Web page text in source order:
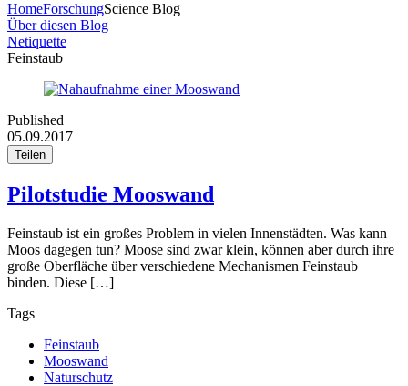
HomeForschungScience Blog
Über diesen Blog
Netiquette
Feinstaub
Published
05.09.2017
Teilen
Pilotstudie Mooswand
Feinstaub ist ein großes Problem in vielen Innenstädten. Was kann
Moos dagegen tun? Moose sind zwar klein, können aber durch ihre
große Oberfläche über verschiedene Mechanismen Feinstaub
binden. Diese […]
Tags
Feinstaub
Mooswand
Naturschutz